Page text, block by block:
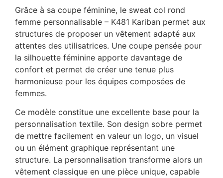
Grâce à sa coupe féminine, le sweat col rond
femme personnalisable – K481 Kariban permet aux
structures de proposer un vêtement adapté aux
attentes des utilisatrices. Une coupe pensée pour
la silhouette féminine apporte davantage de
confort et permet de créer une tenue plus
harmonieuse pour les équipes composées de
femmes.
Ce modèle constitue une excellente base pour la
personnalisation textile. Son design sobre permet
de mettre facilement en valeur un logo, un visuel
ou un élément graphique représentant une
structure. La personnalisation transforme alors un
vêtement classique en une pièce unique, capable